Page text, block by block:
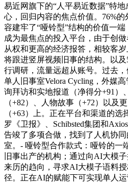
易近网旗下的“人平易近数据”特
心，回归内容的焦点价值。76%
容建牢了“哑铃型”结构的价值一端
成为最焦点的投入平台，由于创
从权和更高的经济报答，相较客
将跟进竖屏视频旧事的结构。以
行调研，流量远超从账号。过去
单人旧事室Velora Cycling，外媒
询拜访和实地报道（净得分+91）
（+82）、人物故事（+72）以及
（+63）上。正在平台和渠道的
罗《卫报》、Schibsted集团和
告竣了多项合做，找到了人机协
室。- 哑铃型合作款式：哑铃的一
旧事出产的机构；通过向AI大模
来历的趋向，寻求AI大模子语料
径。正在AI的赋能下可实现单人